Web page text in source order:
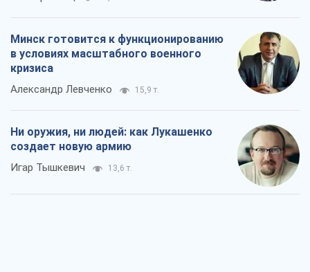
Минск готовится к функционированию
в условиях масштабного военного
кризиса
Александр Левченко 15,9 т.
Ни оружия, ни людей: как Лукашенко
создает новую армию
Игар Тышкевич 13,6 т.